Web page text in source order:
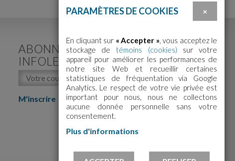
ABONNEZ-VOUS À NOTRE
INFOLETTRE!
M'inscrire
×
PARAMÈTRES DE COOKIES
En cliquant sur « Accepter », vous acceptez le
stockage de témoins (cookies) sur votre
appareil pour améliorer les performances de
notre site Web et recueillir certaines
statistiques de fréquentation via Google
Analytics. Le respect de votre vie privée est
important pour nous, nous ne collectons
aucune donnée personnelle sans votre
consentement.
Plus d'informations